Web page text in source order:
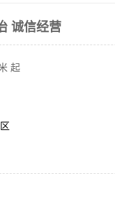
诚信经营
起